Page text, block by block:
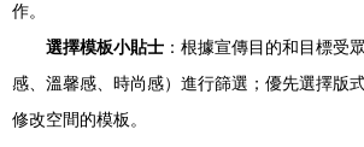
作。
選擇模板小貼士 ：根據宣傳目的和目標受
感、溫馨感、時尚感）進行篩選；優先選擇版
修改空間的模板。